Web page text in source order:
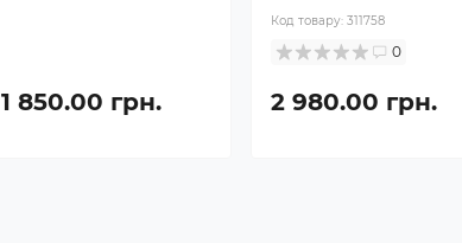
1 850.00 грн.
Код товару: 311758
0
2 980.00 грн.